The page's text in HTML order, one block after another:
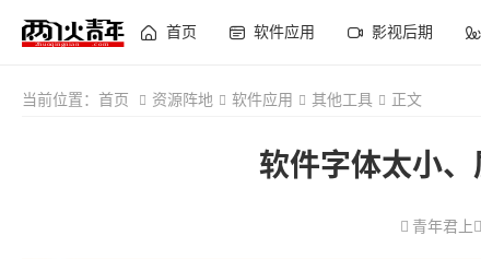
首页 软件应用 影视后期
当前位置： 首页 资源阵地 软件应用 其他工具 正文
软件字体太小
青年君上